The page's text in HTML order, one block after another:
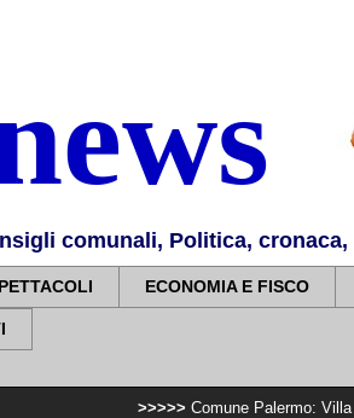
comunali, Politica,
ECONOMIA E FISCO
Comune Palermo: Villa Sperlinga,